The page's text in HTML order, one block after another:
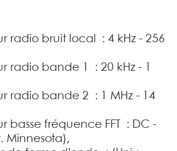
radio bruit local : 4 kHz - 256
radio bande 1 : 20 kHz - 1
radio bande 2 : 1 MHz - 14
basse fréquence FFT : DC -
Minnesota),